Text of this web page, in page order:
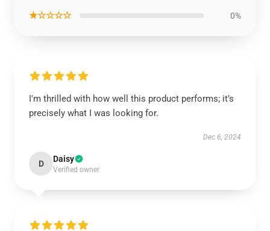
★☆☆☆☆ 0%
I'm thrilled with how well this product performs; it’s
precisely what I was looking for.
Dec 6, 2024
D Daisy
Verified owner